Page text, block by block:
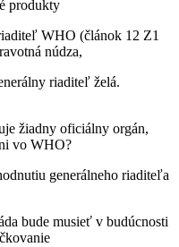
produkty
WHO (článok 12 Z1
núdza,
riaditeľ želá.
žiadny oficiálny orgán,
vo WHO?
generálneho riaditeľa
bude musieť v budúcnosti